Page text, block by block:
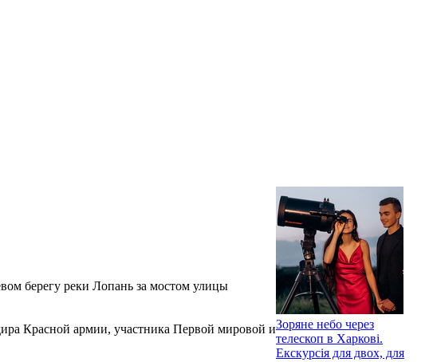
берегу реки Лопань за мостом улицы
Красной армии, участника Первой мировой иЗоряне небо через
телескоп в Харкові.
Екскурсія для двох, для